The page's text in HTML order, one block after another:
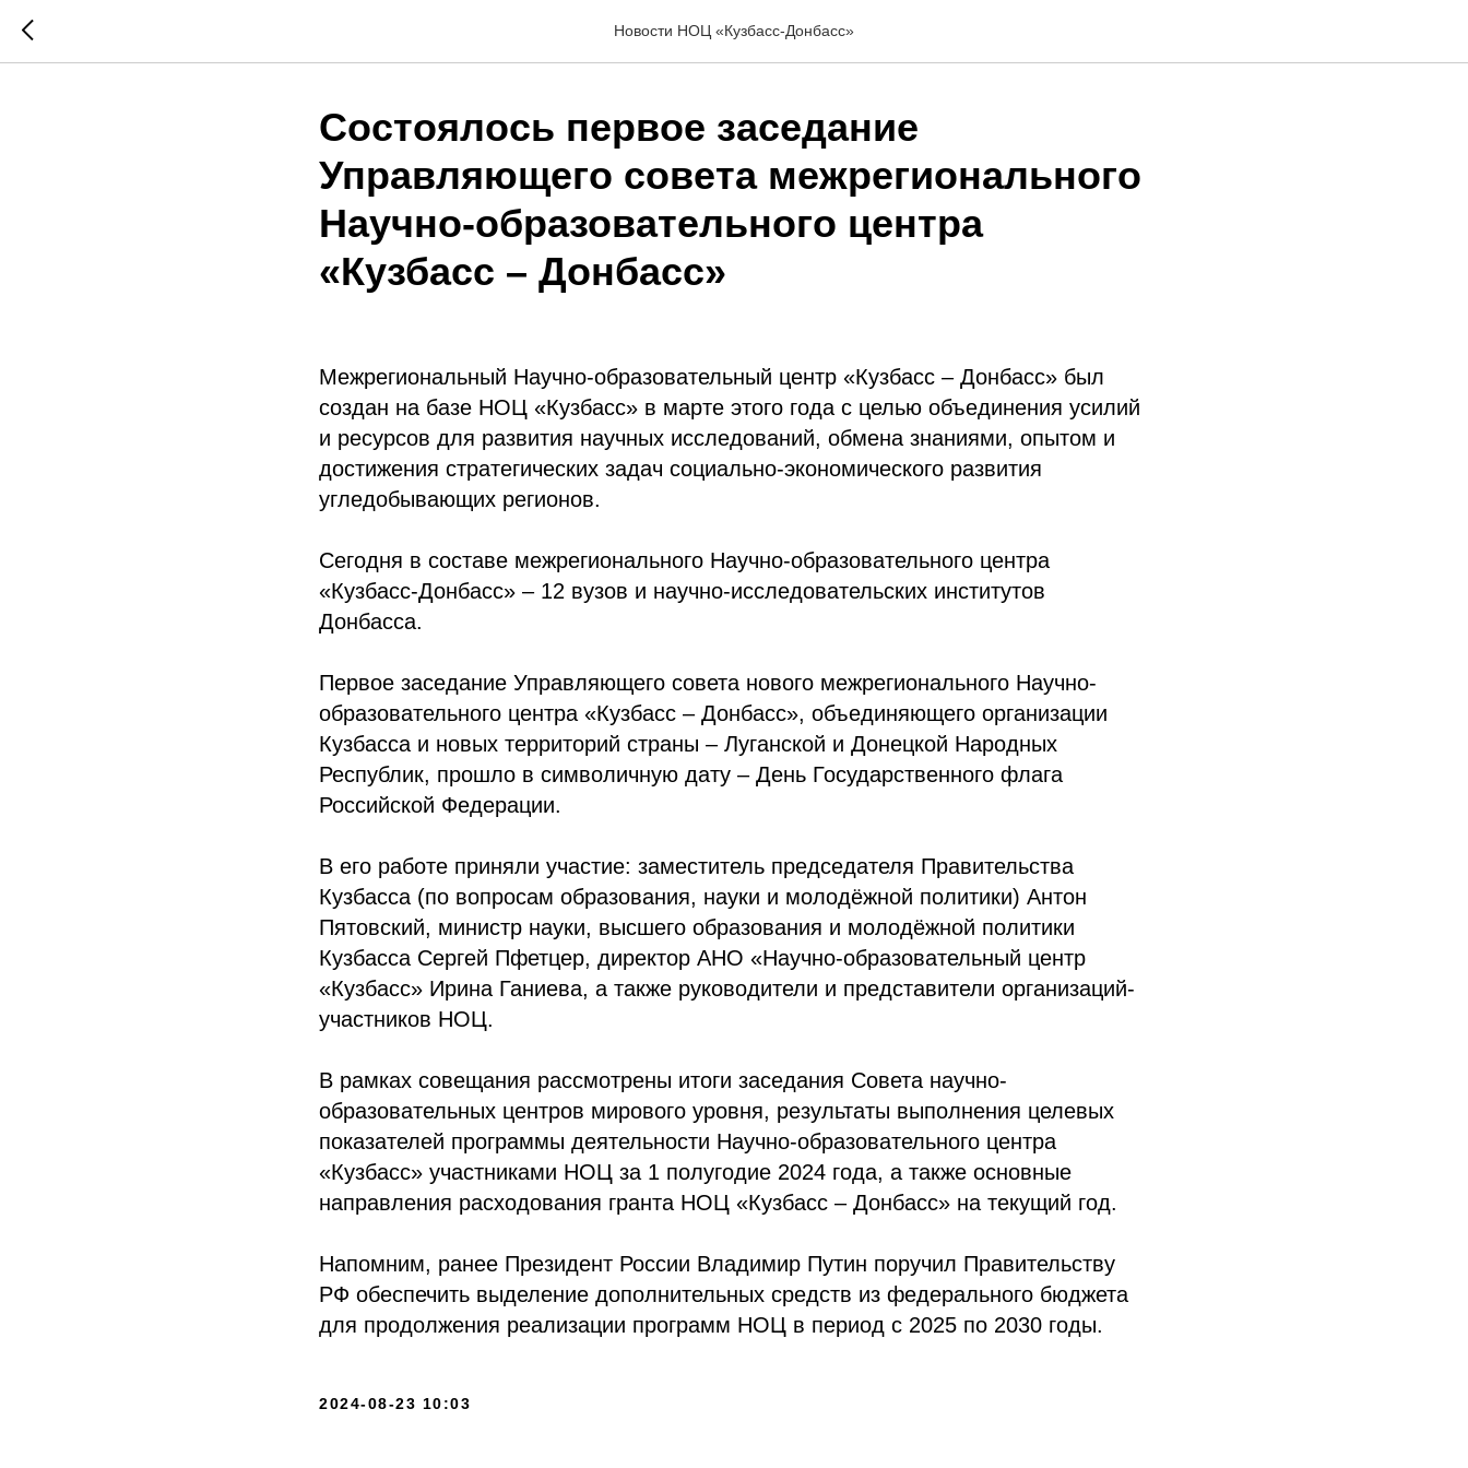
Новости НОЦ «Кузбасс-Донбасс»
Состоялось первое заседание
Управляющего совета межрегионального
Научно-образовательного центра
«Кузбасс – Донбасс»
Межрегиональный Научно-образовательный центр «Кузбасс – Донбасс» был
создан на базе НОЦ «Кузбасс» в марте этого года с целью объединения усилий
и ресурсов для развития научных исследований, обмена знаниями, опытом и
достижения стратегических задач социально-экономического развития
угледобывающих регионов.
Сегодня в составе межрегионального Научно-образовательного центра
«Кузбасс-Донбасс» – 12 вузов и научно-исследовательских институтов
Донбасса.
Первое заседание Управляющего совета нового межрегионального Научно-
образовательного центра «Кузбасс – Донбасс», объединяющего организации
Кузбасса и новых территорий страны – Луганской и Донецкой Народных
Республик, прошло в символичную дату – День Государственного флага
Российской Федерации.
В его работе приняли участие: заместитель председателя Правительства
Кузбасса (по вопросам образования, науки и молодёжной политики) Антон
Пятовский, министр науки, высшего образования и молодёжной политики
Кузбасса Сергей Пфетцер, директор АНО «Научно-образовательный центр
«Кузбасс» Ирина Ганиева, а также руководители и представители организаций-
участников НОЦ.
В рамках совещания рассмотрены итоги заседания Совета научно-
образовательных центров мирового уровня, результаты выполнения целевых
показателей программы деятельности Научно-образовательного центра
«Кузбасс» участниками НОЦ за 1 полугодие 2024 года, а также основные
направления расходования гранта НОЦ «Кузбасс – Донбасс» на текущий год.
Напомним, ранее Президент России Владимир Путин поручил Правительству
РФ обеспечить выделение дополнительных средств из федерального бюджета
для продолжения реализации программ НОЦ в период с 2025 по 2030 годы.
2024-08-23 10:03